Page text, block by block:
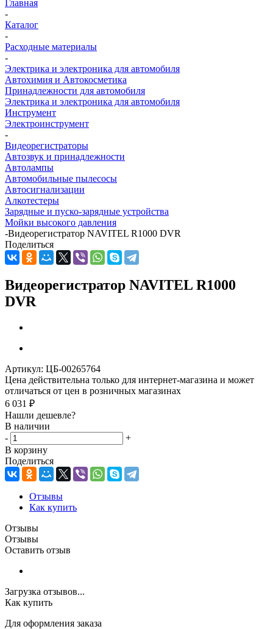
Главная
-
Каталог
-
Расходные материалы
-
Электрика и электроника для автомобиля
Автохимия и Автокосметика
Принадлежности для автомобиля
Электрика и электроника для автомобиля
Инструмент
Электроинструмент
-
Видеорегистраторы
Автозвук и принадлежности
Автолампы
Автомобильные пылесосы
Автосигнализации
Алкотестеры
Зарядные и пуско-зарядные устройства
Мойки высокого давления
-Видеорегистратор NAVITEL R1000 DVR
Поделиться
Видеорегистратор NAVITEL R1000
DVR
Артикул: ЦБ-00265764
Цена действительна только для интернет-магазина и может
отличаться от цен в розничных магазинах
6 031 ₽
Нашли дешевле?
В наличии
-
+
В корзину
Поделиться
Отзывы
Как купить
Отзывы
Отзывы
Оставить отзыв
Загрузка отзывов...
Как купить
Для оформления заказа